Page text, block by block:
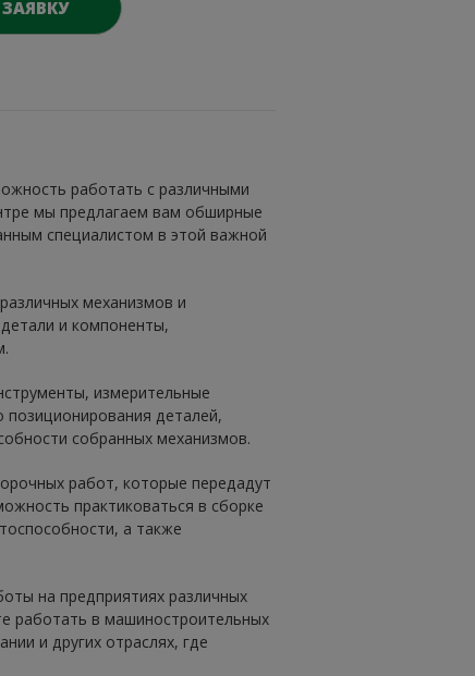
работать с различными
мы предлагаем вам обширные
специалистом в этой важной
механизмов и
и компоненты,
измерительные
деталей,
собранных механизмов.
работ, которые передадут
практиковаться в сборке
а также
на предприятиях различных
работать в машиностроительных
и других отраслях, где